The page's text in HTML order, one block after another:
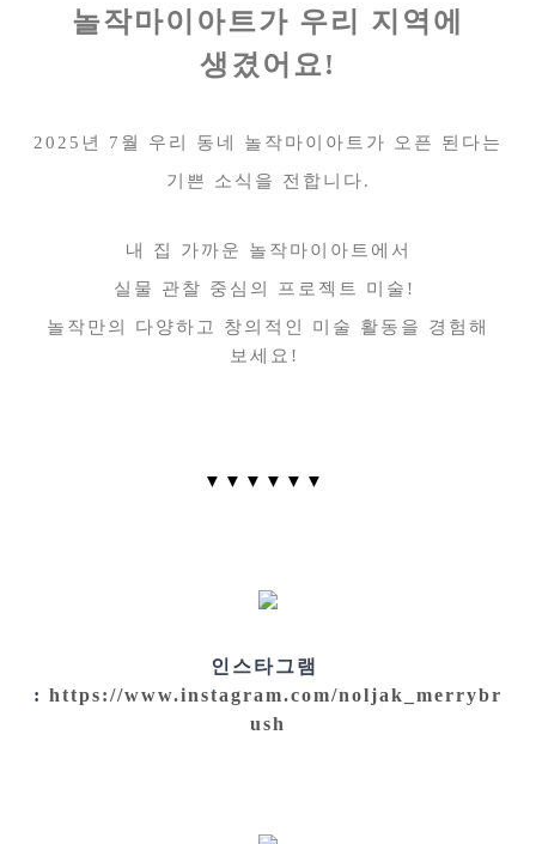
놀작마이아트가 우리 지역에
생겼어요!
2025년 7월 우리 동네 놀작마이아트가 오픈 된다는
기쁜 소식을 전합니다.
내 집 가까운 놀작마이아트에서
실물 관찰 중심의
프로젝트 미술!
놀작만의 다양하고 창의적인 미술 활동을 경험해
보세요!
▼▼▼▼▼▼
인스타그램
: https://www.instagram.com/noljak_merrybr
ush